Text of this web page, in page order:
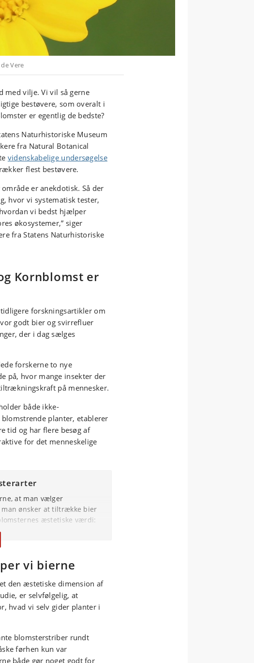
Vere
med vilje. Vi vil så gerne
bestøvere, som overalt i
er egentlig de bedste?
Naturhistoriske Museum
fra Natural Botanical
videnskabelige undersøgelse
flest bestøvere.
er anekdotisk. Så der
hvor vi systematisk tester,
vi bedst hjælper
økosystemer,” siger
fra Statens Naturhistoriske
Kornblomst er
forskningsartikler om
godt bier og svirrefluer
der i dag sælges
forskerne to nye
på, hvor mange insekter der
på mennesker.
både ikke-
planter, etablerer
tid og har flere besøg af
for det menneskelige
at man vælger
ønsker at tiltrække bier
æstetiske værdi:
inordorum)
TEKST IND ELLER UD
vi bierne
den æstetiske dimension af
er selvfølgelig, at
hvad vi selv gider planter i
blomsterstriber rundt
førhen kun var
både gør noget godt for